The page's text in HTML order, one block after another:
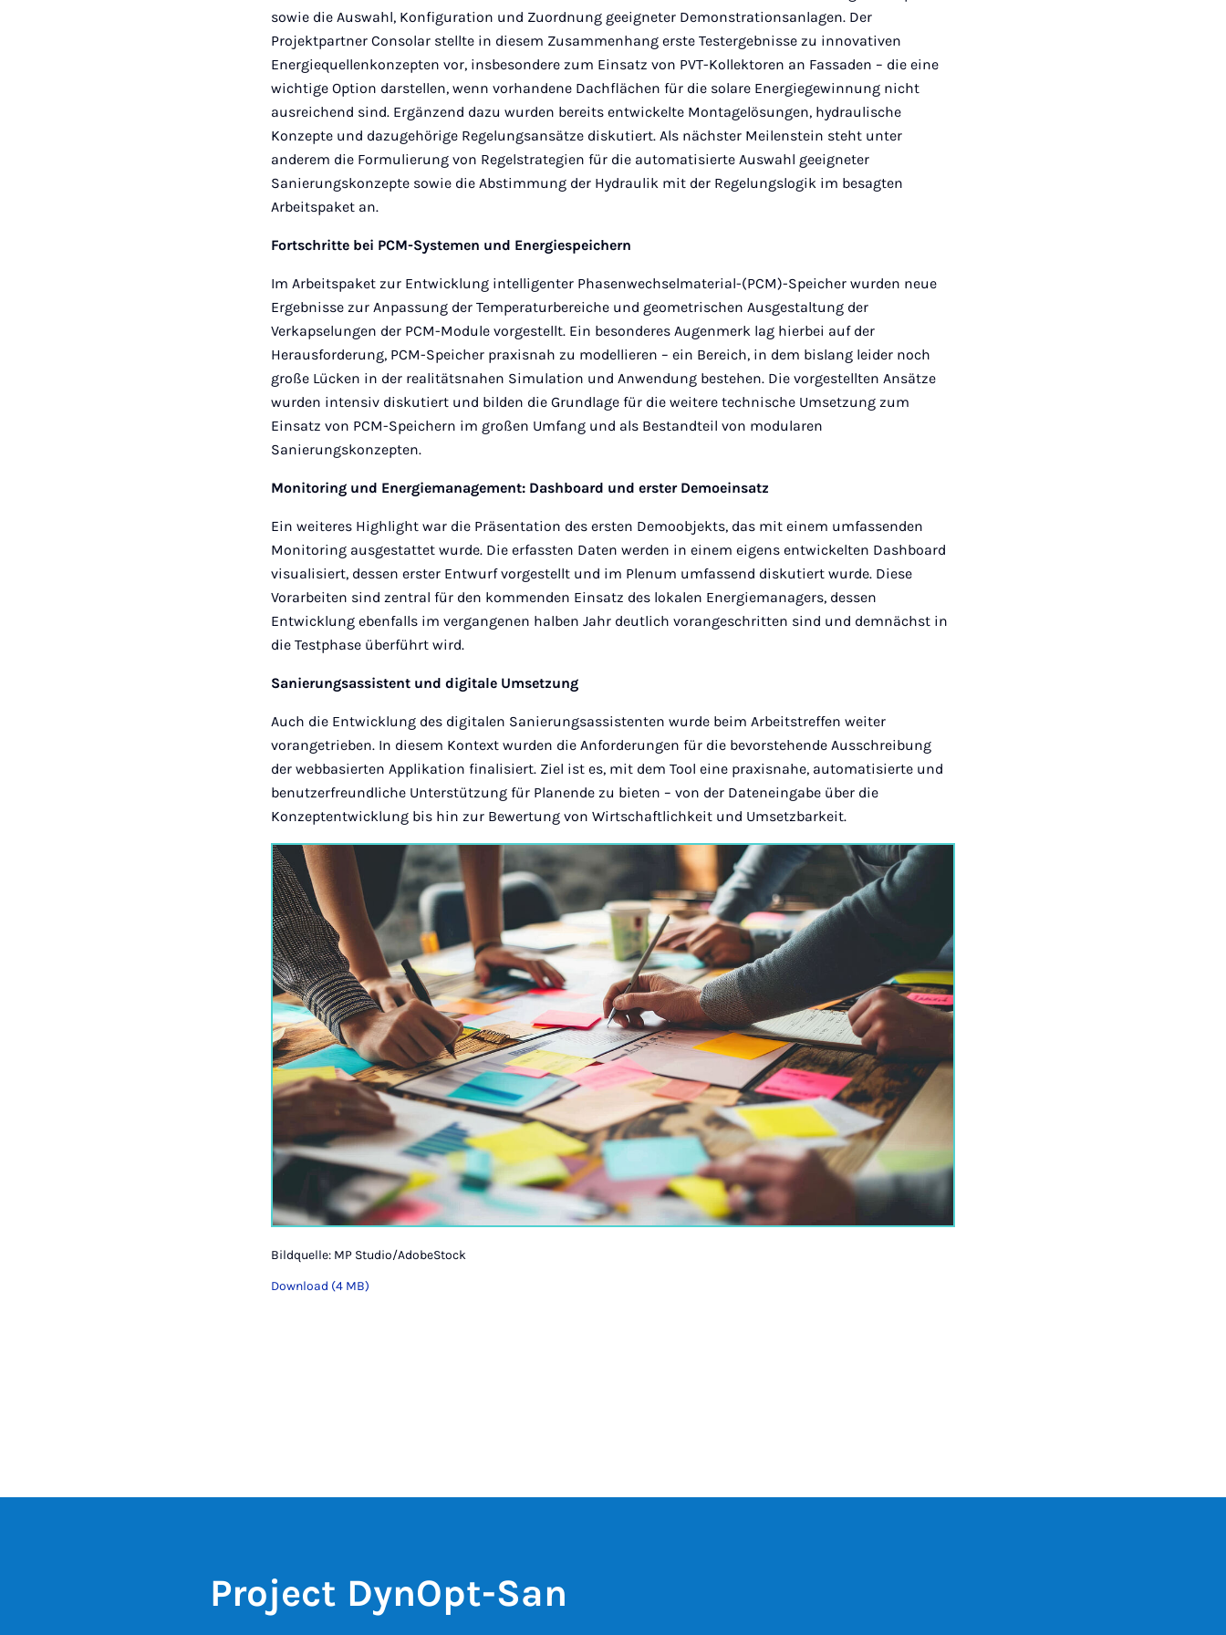
sowie die Auswahl, Konfiguration und Zuordnung geeigneter Demonstrationsanlagen. Der
Projektpartner Consolar stellte in diesem Zusammenhang erste Testergebnisse zu innovativen
Energiequellenkonzepten vor, insbesondere zum Einsatz von PVT-Kollektoren an Fassaden – die eine
wichtige Option darstellen, wenn vorhandene Dachflächen für die solare Energiegewinnung nicht
ausreichend sind. Ergänzend dazu wurden bereits entwickelte Montagelösungen, hydraulische
Konzepte und dazugehörige Regelungsansätze diskutiert. Als nächster Meilenstein steht unter
anderem die Formulierung von Regelstrategien für die automatisierte Auswahl geeigneter
Sanierungskonzepte sowie die Abstimmung der Hydraulik mit der Regelungslogik im besagten
Arbeitspaket an.
Fortschritte bei PCM-Systemen und Energiespeichern
Im Arbeitspaket zur Entwicklung intelligenter Phasenwechselmaterial-(PCM)-Speicher wurden neue
Ergebnisse zur Anpassung der Temperaturbereiche und geometrischen Ausgestaltung der
Verkapselungen der PCM-Module vorgestellt. Ein besonderes Augenmerk lag hierbei auf der
Herausforderung, PCM-Speicher praxisnah zu modellieren – ein Bereich, in dem bislang leider noch
große Lücken in der realitätsnahen Simulation und Anwendung bestehen. Die vorgestellten Ansätze
wurden intensiv diskutiert und bilden die Grundlage für die weitere technische Umsetzung zum
Einsatz von PCM-Speichern im großen Umfang und als Bestandteil von modularen
Sanierungskonzepten.
Monitoring und Energiemanagement: Dashboard und erster Demoeinsatz
Ein weiteres Highlight war die Präsentation des ersten Demoobjekts, das mit einem umfassenden
Monitoring ausgestattet wurde. Die erfassten Daten werden in einem eigens entwickelten Dashboard
visualisiert, dessen erster Entwurf vorgestellt und im Plenum umfassend diskutiert wurde. Diese
Vorarbeiten sind zentral für den kommenden Einsatz des lokalen Energiemanagers, dessen
Entwicklung ebenfalls im vergangenen halben Jahr deutlich vorangeschritten sind und demnächst in
die Testphase überführt wird.
Sanierungsassistent und digitale Umsetzung
Auch die Entwicklung des digitalen Sanierungsassistenten wurde beim Arbeitstreffen weiter
vorangetrieben. In diesem Kontext wurden die Anforderungen für die bevorstehende Ausschreibung
der webbasierten Applikation finalisiert. Ziel ist es, mit dem Tool eine praxisnahe, automatisierte und
benutzerfreundliche Unterstützung für Planende zu bieten – von der Dateneingabe über die
Konzeptentwicklung bis hin zur Bewertung von Wirtschaftlichkeit und Umsetzbarkeit.
Bildquelle: MP Studio/AdobeStock
Download (4 MB)
Project DynOpt-San